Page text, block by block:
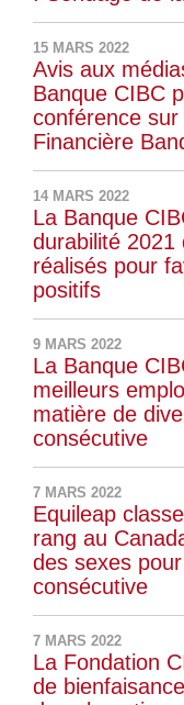
15 MARS 2022
Avis aux
Banque CIBC
conférence
Financière
14 MARS 2022
La Banque
durabilité 2021
réalisés pour
positifs
9 MARS 2022
La Banque
meilleurs
matière de
consécutive
7 MARS 2022
Equileap
rang au
des sexes
consécutive
7 MARS 2022
La Fondation
de